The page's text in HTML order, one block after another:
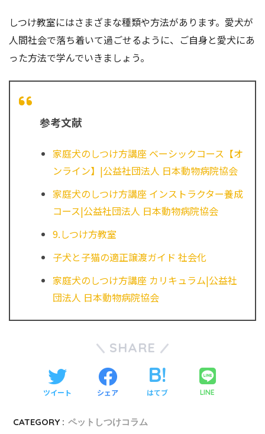
しつけ教室にはさまざまな種類や方法があります。愛犬が
人間社会で落ち着いて過ごせるように、ご自身と愛犬にあ
った方法で学んでいきましょう。
参考文献
家庭犬のしつけ方講座 ベーシックコース【オ
ンライン】|公益社団法人 日本動物病院協会
家庭犬のしつけ方講座 インストラクター養成
コース|公益社団法人 日本動物病院協会
9.しつけ方教室
子犬と子猫の適正譲渡ガイド 社会化
家庭犬のしつけ方講座 カリキュラム|公益社
団法人 日本動物病院協会
SHARE
ツイート シェア はてブ LINE
CATEGORY : ペットしつけコラム